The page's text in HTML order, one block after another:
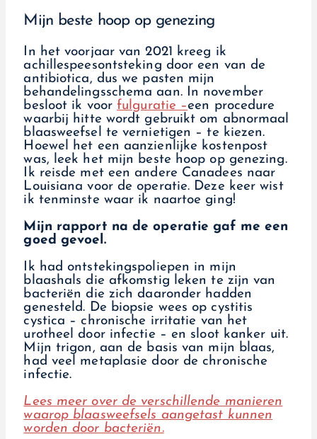
Mijn beste hoop op genezing
In het voorjaar van 2021 kreeg ik
achillespeesontsteking door een van de
antibiotica, dus we pasten mijn
behandelingsschema aan. In november
besloot ik voorfulguratie –een procedure
waarbij hitte wordt gebruikt om abnormaal
blaasweefsel te vernietigen – te kiezen.
Hoewel het een aanzienlijke kostenpost
was, leek het mijn beste hoop op genezing.
Ik reisde met een andere Canadees naar
Louisiana voor de operatie. Deze keer wist
ik tenminste waar ik naartoe ging!
Mijn rapport na de operatie gaf me een
goed gevoel.
Ik had ontstekingspoliepen in mijn
blaashals die afkomstig leken te zijn van
bacteriën die zich daaronder hadden
genesteld. De biopsie wees op cystitis
cystica – chronische irritatie van het
urotheel door infectie – en sloot kanker uit.
Mijn trigon, aan de basis van mijn blaas,
had veel metaplasie door de chronische
infectie.
Lees meer over de verschillende manieren
waarop blaasweefsels aangetast kunnen
worden door bacteriën.